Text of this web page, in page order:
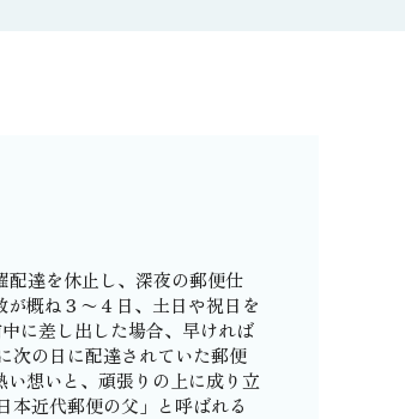
配達を休止し、深夜の郵便仕
概ね３〜４日、土日や祝日を
に差し出した場合、早ければ
次の日に配達されていた郵便
想いと、頑張りの上に成り立
本近代郵便の父」と呼ばれる